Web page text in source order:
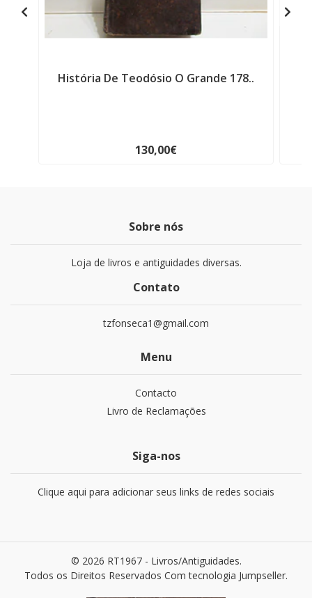
História De Teodósio O Grande 178..
130,00€
Sobre nós
Loja de livros e antiguidades diversas.
Contato
tzfonseca1@gmail.com
Menu
Contacto
Livro de Reclamações
Siga-nos
Clique aqui para adicionar seus links de redes sociais
© 2026 RT1967 - Livros/Antiguidades.
Todos os Direitos Reservados Com tecnologia Jumpseller.